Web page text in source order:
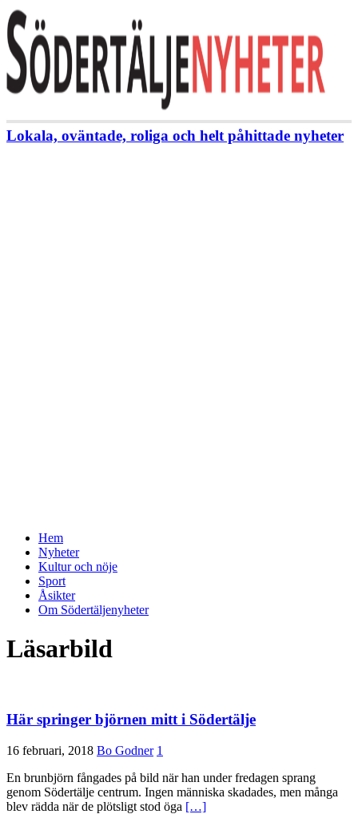
Lokala, oväntade, roliga och helt påhittade nyheter
Hem
Nyheter
Kultur och nöje
Sport
Åsikter
Om Södertäljenyheter
Läsarbild
Här springer björnen mitt i Södertälje
16 februari, 2018 Bo Godner 1
En brunbjörn fångades på bild när han under fredagen sprang
genom Södertälje centrum. Ingen människa skadades, men många
blev rädda när de plötsligt stod öga […]